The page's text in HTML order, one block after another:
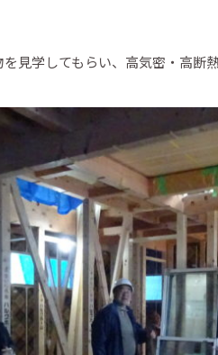
を見学してもらい、高気密・高断